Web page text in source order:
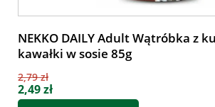
NEKKO DAILY Adult Wątróbka z
kawałki w sosie 85g
2,79 zł
2,49 zł